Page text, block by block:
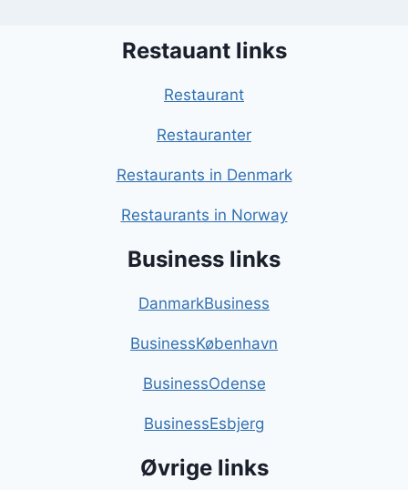
Restauant links
Restaurant
Restauranter
Restaurants in Denmark
Restaurants in Norway
Business links
DanmarkBusiness
BusinessKøbenhavn
BusinessOdense
BusinessEsbjerg
Øvrige links